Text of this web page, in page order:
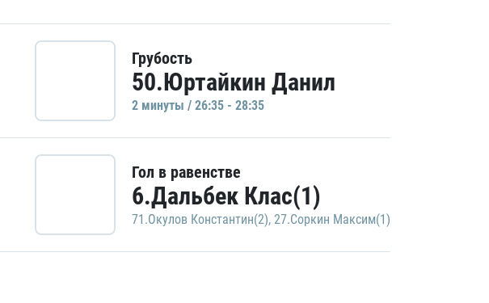
Грубость
50.Юртайкин Данил
2 минуты / 26:35 - 28:35
Гол в равенстве
6.Дальбек Клас(1)
71.Окулов Константин(2), 27.Соркин Максим(1)